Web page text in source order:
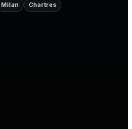
Milan Chartres